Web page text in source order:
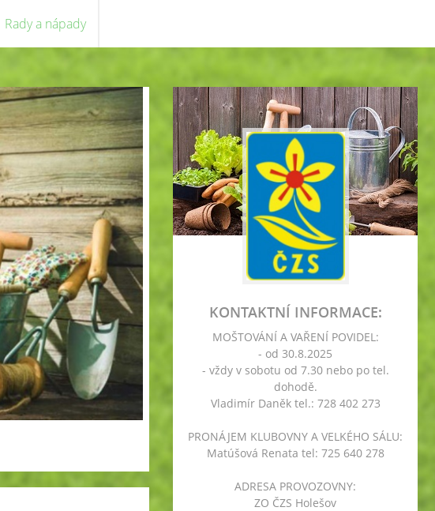
Rady a nápady
KONTAKTNÍ INFORMACE:
MOŠTOVÁNÍ A VAŘENÍ POVIDEL:
- od 30.8.2025
- vždy v sobotu od 7.30 nebo po tel.
dohodě.
Vladimír Daněk tel.: 728 402 273
PRONÁJEM KLUBOVNY A VELKÉHO SÁLU:
Matúšová Renata tel: 725 640 278
ADRESA PROVOZOVNY:
ZO ČZS Holešov